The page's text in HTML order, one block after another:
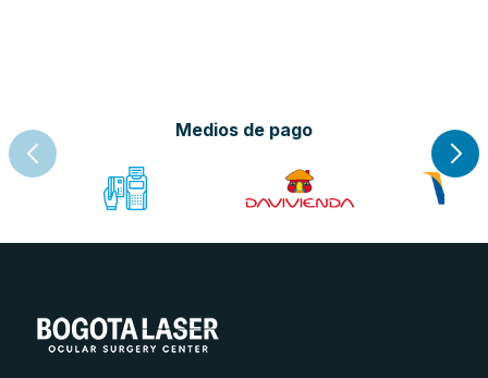
Medios de pago